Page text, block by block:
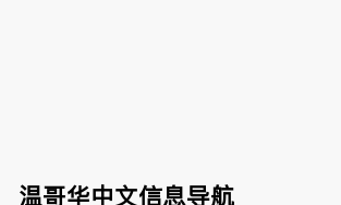
温哥华中文信息导航